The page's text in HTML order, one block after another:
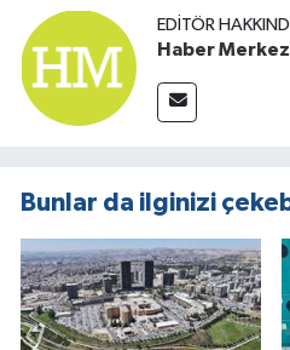
EDITÖR
Haber
Bunlar da ilginizi